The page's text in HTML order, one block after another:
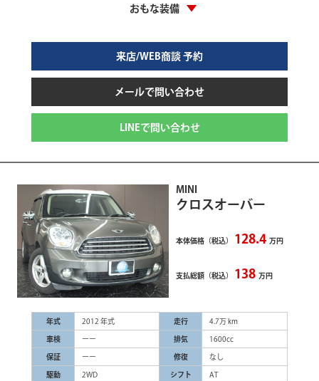
おもな装備
来店/WEB商談 予約
メールで問い合わせ
LINEで問い合わせ
MINI
クロスオーバー
本体価格（税込） 128.4 万円
支払総額（税込） 138 万円
年式 2012 年式 走行 4.7万 km
車検 ーー 排気 1600cc
保証 ーー 修復 なし
駆動 2WD シフト AT